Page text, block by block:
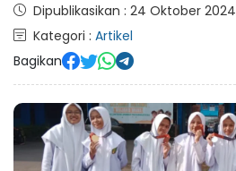
Dipublikasikan : 24 Oktober 2024
Kategori : Artikel
Bagikan